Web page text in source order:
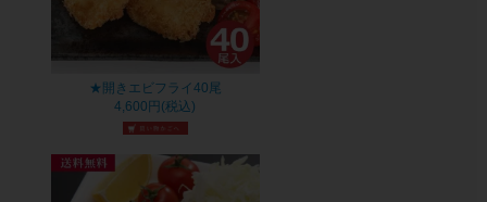
★開きエビフライ40尾
4,600円(税込)